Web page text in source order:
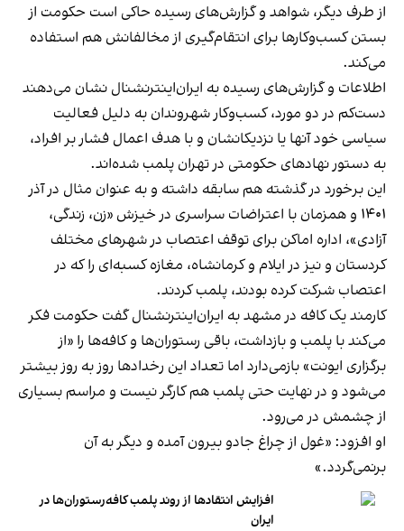
از طرف دیگر، شواهد و گزارش‌های رسیده حاکی است حکومت از
بستن کسب‌وکارها برای انتقام‌گیری از مخالفانش هم استفاده
می‌کند.
اطلاعات و گزارش‌های رسیده به ایران‌اینترنشنال نشان می‌دهند
دست‌کم در دو مورد، کسب‌وکار شهروندان به دلیل فعالیت
سیاسی خود آنها یا نزدیکانشان و با هدف اعمال فشار بر افراد،
به دستور نهادهای حکومتی در تهران پلمب شده‌اند.
این برخورد در گذشته هم سابقه داشته و به عنوان مثال در آذر
۱۴۰۱ و همزمان با اعتراضات سراسری در خیزش «زن، زندگی،
آزادی»، اداره اماکن برای توقف اعتصاب در شهرهای مختلف
کردستان و نیز در ایلام و کرمانشاه، مغازه کسبه‌ای را که در
اعتصاب شرکت کرده بودند، پلمب کردند.
کارمند یک کافه در مشهد به ایران‌اینترنشنال گفت حکومت فکر
می‌کند با پلمب و بازداشت، باقی رستوران‌ها و کافه‌ها را «از
برگزاری ایونت» بازمی‌دارد اما تعداد این رخدادها روز به روز بیشتر
می‌شود و در نهایت حتی پلمب هم کارگر نیست و مراسم بسیاری
از چشمش در می‌رود.
او افزود: «غول از چراغ جادو بیرون آمده و دیگر به آن
برنمی‎‌گردد.»
افزایش انتقادها از روند پلمب کافه‌رستوران‌ها در
ایران